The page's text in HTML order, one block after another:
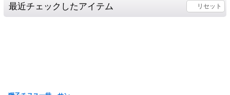
最近チェックしたアイテム リセット